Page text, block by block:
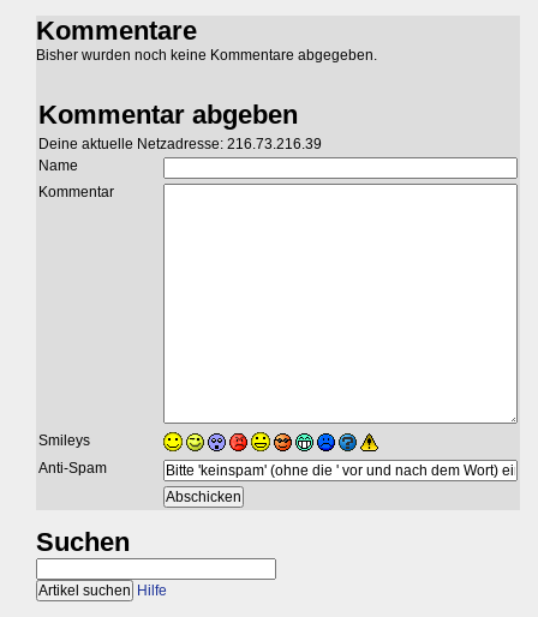
Kommentare
Bisher wurden noch keine Kommentare abgegeben.
Kommentar abgeben
Deine aktuelle Netzadresse: 216.73.216.39
Name
Kommentar
Smileys
Anti-Spam
Suchen
Hilfe